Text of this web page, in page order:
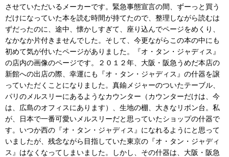
させていただいるメーカーです。緊急事態宣言の間、ずーっと買う
だけになっていた本を読む時間が持てたので、整理しながら読むは
ずだったのに、途中、懐かしすぎて、座り込んでページをめくり、
なかなか片付きませんでした。そして、今更ながらこの本の中にも
初めて気が付いたページがありました。『オ・タン・ジャディス』
の店内の画像のページです。２０１２年、大阪・阪急うめだ本店の
新館への出店の際、幸運にも『オ・タン・ジャディス』の什器を譲
っていただくことになりました。真鍮メジャーのついたテーブル、
パリのメルスリーにあるようなカウンター（カウンターだけは、今
は、広島のオフィスにあります）、生地の棚、大きなリボン台。私
が、日本で一番可愛いメルスリーだと思っていたショップの什器で
す。いつか西の『オ・タン・ジャディス』になれるようにと思って
いましたが、残念ながら目指していた東京の『オ・タン・ジャディ
ス』はなくなってしまいました。しかし、その什器は、大阪・阪急